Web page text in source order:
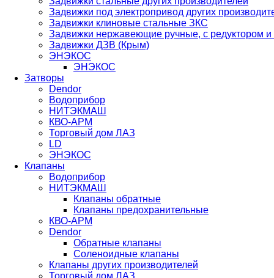
Задвижки под электропривод других
Задвижки клиновые стальные ЗКС
Задвижки нержавеющие ручные, с редуктором и
Задвижки ДЗВ (Крым)
ЭНЭКОС
ЭНЭКОС
Затворы
Dendor
Водоприбор
НИТЭКМАШ
КВО-АРМ
Торговый дом ЛАЗ
LD
ЭНЭКОС
Клапаны
Водоприбор
НИТЭКМАШ
Клапаны обратные
Клапаны предохранительные
КВО-АРМ
Dendor
Обратные клапаны
Соленоидные клапаны
Клапаны других производителей
Торговый дом ЛАЗ